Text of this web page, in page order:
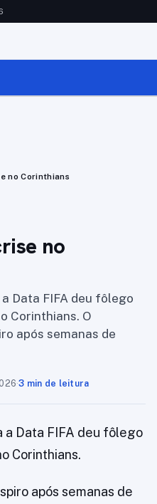
no Corinthians
no
Data FIFA deu fôlego
Corinthians. O
após semanas de
·3 min de leitura
a Data FIFA deu fôlego
Corinthians.
após semanas de